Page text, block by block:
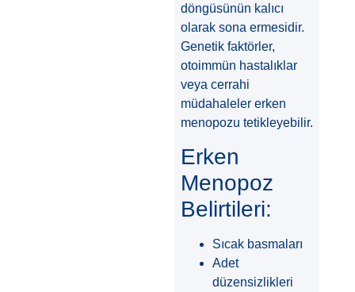
döngüsünün kalıcı
olarak sona ermesidir.
Genetik faktörler,
otoimmün hastalıklar
veya cerrahi
müdahaleler erken
menopozu tetikleyebilir.
Erken
Menopoz
Belirtileri:
Sıcak basmaları
Adet
düzensizlikleri